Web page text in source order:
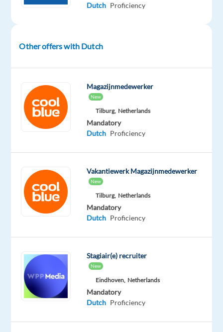
ervaren
jouw
communicatieve
vaardigheden
te
bij
te
dragen
aan
verdere
en
succes
van
Selectra.
Selectra
Dutch Proficiency
Other offers with Dutch
Magazijnmedewerker
New
Tilburg, Netherlands
Mandatory
Dutch Proficiency
Vakantiewerk Magazijnmedewerker
New
Tilburg, Netherlands
Mandatory
Dutch Proficiency
Stagiair(e) recruiter
New
Eindhoven, Netherlands
Mandatory
Dutch Proficiency